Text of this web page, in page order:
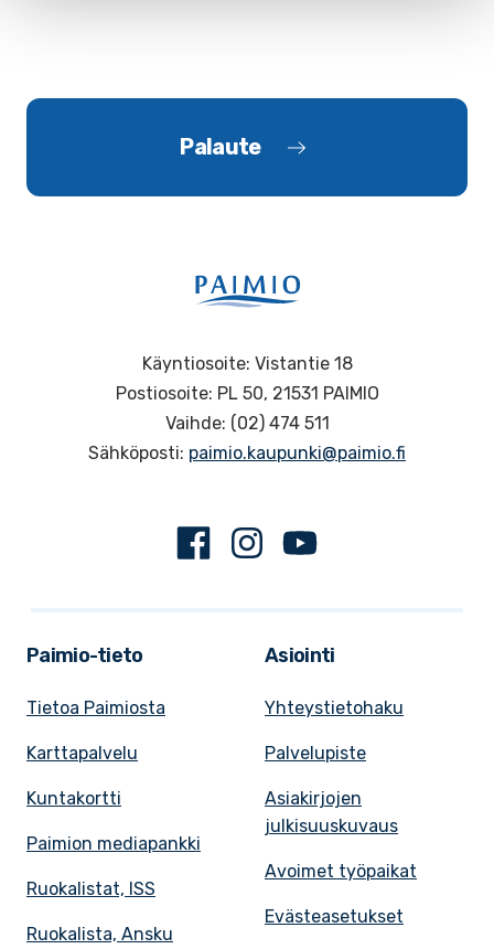
Palaute
Käyntiosoite: Vistantie 18
Postiosoite: PL 50, 21531 PAIMIO
Vaihde: (02) 474 511
Sähköposti: paimio.kaupunki@paimio.fi
FacebookInstagram
Paimio-tieto
Tietoa Paimiosta
Karttapalvelu
Kuntakortti
Paimion mediapankki
Ruokalistat, ISS
Ruokalista, Ansku
Asiointi
Yhteystietohaku
Palvelupiste
Asiakirjojen
julkisuuskuvaus
Avoimet työpaikat
Evästeasetukset